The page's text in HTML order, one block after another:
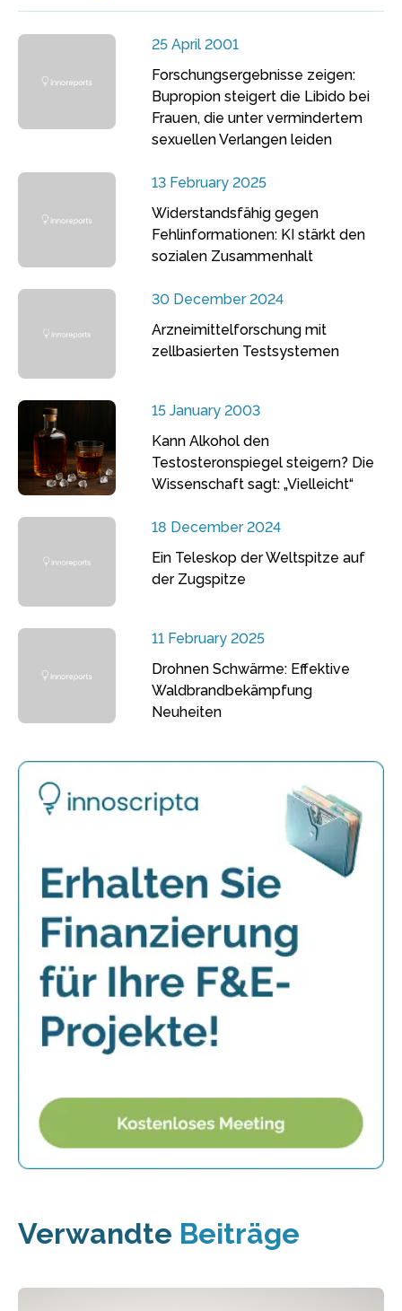
25 April 2001
Forschungsergebnisse zeigen:
Bupropion steigert die Libido bei
Frauen, die unter vermindertem
sexuellen Verlangen leiden
13 February 2025
Widerstandsfähig gegen
Fehlinformationen: KI stärkt den
sozialen Zusammenhalt
30 December 2024
Arzneimittelforschung mit
zellbasierten Testsystemen
15 January 2003
Kann Alkohol den
Testosteronspiegel steigern? Die
Wissenschaft sagt: „Vielleicht“
18 December 2024
Ein Teleskop der Weltspitze auf
der Zugspitze
11 February 2025
Drohnen Schwärme: Effektive
Waldbrandbekämpfung
Neuheiten
Verwandte Beiträge